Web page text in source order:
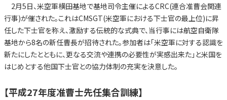
2月5日、米空軍横田基地で基地司令主催によるCRC(連合准曹会関連
行事)が催された。これはCMSGT(米空軍における下士官の最上位)に昇
任した下士官を称え、激励する伝統的な式典で、当行事には航空自衛隊
基地から8名の新任曹長が招待された。参加者は「米空軍に対する認識を
新たにしたとともに、更なる交流や連携の必要性が実感出来た」と米国を
はじめとする他国下士官との協力体制の充実を決意した。
【平成27年度准曹士先任集合訓練】